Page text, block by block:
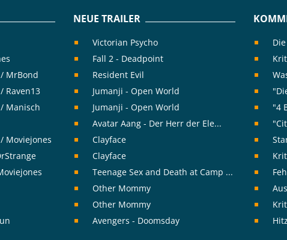
MrBond
Raven13
Manisch
Moviejones
NEUE TRAILER
Victorian Psycho
Fall 2 - Deadpoint
Resident Evil
Jumanji - Open World
Jumanji - Open World
Avatar Aang - Der Herr der Ele...
Clayface
Clayface
Teenage Sex and Death at Camp ...
Other Mommy
Other Mommy
Avengers - Doomsday
"4